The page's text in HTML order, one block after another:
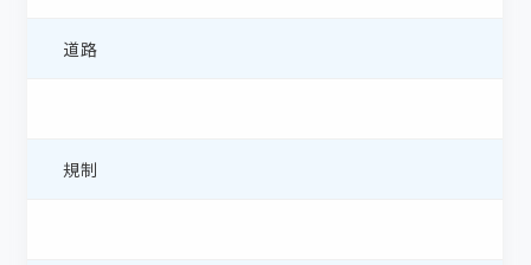
道路
規制